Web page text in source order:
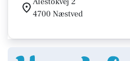
4700 Næstved